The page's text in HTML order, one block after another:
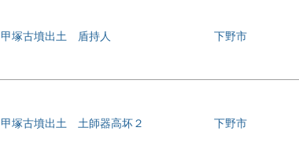
甲塚古墳出土 盾持人 下野市
甲塚古墳出土 土師器高坏２ 下野市